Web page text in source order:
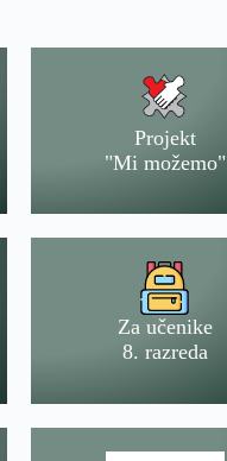
Projekt
"Mi možemo"
Za učenike
8. razreda